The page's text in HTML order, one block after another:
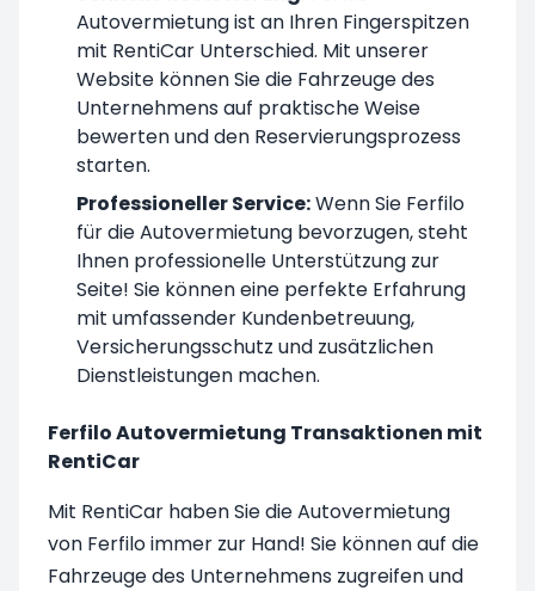
Autovermietung ist an Ihren Fingerspitzen
mit RentiCar Unterschied. Mit unserer
Website können Sie die Fahrzeuge des
Unternehmens auf praktische Weise
bewerten und den Reservierungsprozess
starten.
Professioneller Service:Wenn Sie Ferfilo
für die Autovermietung bevorzugen, steht
Ihnen professionelle Unterstützung zur
Seite! Sie können eine perfekte Erfahrung
mit umfassender Kundenbetreuung,
Versicherungsschutz und zusätzlichen
Dienstleistungen machen.
Ferfilo Autovermietung Transaktionen mit
RentiCar
Mit RentiCar haben Sie die Autovermietung
von Ferfilo immer zur Hand! Sie können auf die
Fahrzeuge des Unternehmens zugreifen und